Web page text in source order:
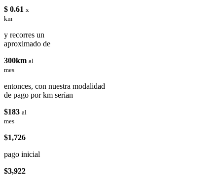
$ 0.61 x
km
y recorres un
aproximado de
300km al
mes
entonces, con nuestra modalidad
de pago por km serían
$183 al
mes
$1,726
pago inicial
$3,922